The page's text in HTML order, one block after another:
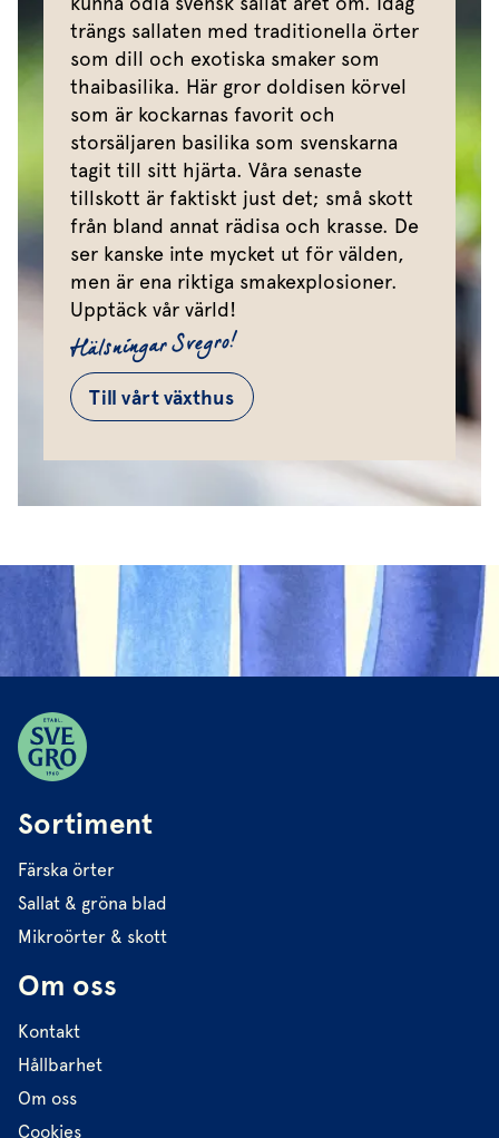
trängs sallaten med traditionella örter
som dill och exotiska smaker som
thaibasilika. Här gror doldisen körvel
som är kockarnas favorit och
storsäljaren basilika som svenskarna
tagit till sitt hjärta. Våra senaste
tillskott är faktiskt just det; små skott
från bland annat rädisa och krasse. De
ser kanske inte mycket ut för välden,
men är ena riktiga smakexplosioner.
Upptäck vår värld!
Hälsningar Svegro!
Till vårt växthus
Sortiment
Färska örter
Sallat & gröna blad
Mikroörter & skott
Om oss
Kontakt
Hållbarhet
Om oss
Cookies